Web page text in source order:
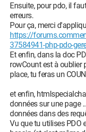
      <meta name="viewport" content="width=device-
width, initial-
      <link id="u-theme-google-font"
rel="stylesheet"
href="https://
      <style>
      body{
font-
Ensuite, pour pdo, il
erreurs.
Pour ça, merci
https://
37584941-php-pdo-
Et enfin, dans la doc
rowCount est à oublier
place, tu feras un
et enfin,
données sur une page
données dans des
Vu que tu utilises PDO